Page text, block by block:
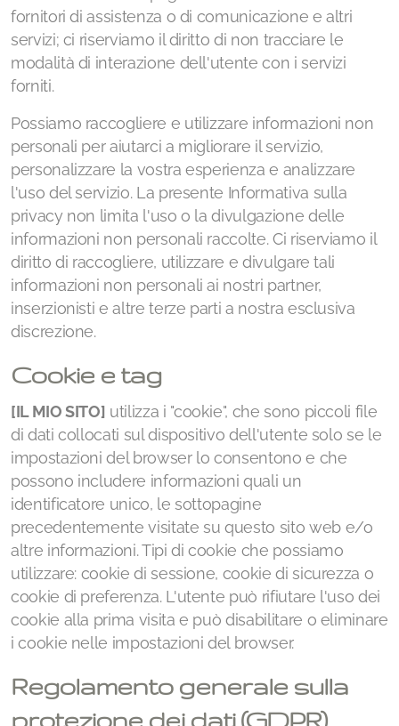
fornitori di assistenza o di comunicazione e altri
servizi; ci riserviamo il diritto di non tracciare le
modalità di interazione dell'utente con i servizi
forniti.
Possiamo raccogliere e utilizzare informazioni non
personali per aiutarci a migliorare il servizio,
personalizzare la vostra esperienza e analizzare
l'uso del servizio. La presente Informativa sulla
privacy non limita l'uso o la divulgazione delle
informazioni non personali raccolte. Ci riserviamo il
diritto di raccogliere, utilizzare e divulgare tali
informazioni non personali ai nostri partner,
inserzionisti e altre terze parti a nostra esclusiva
discrezione.
Cookie e tag
[IL MIO SITO] utilizza i "cookie", che sono piccoli file
di dati collocati sul dispositivo dell'utente solo se le
impostazioni del browser lo consentono e che
possono includere informazioni quali un
identificatore unico, le sottopagine
precedentemente visitate su questo sito web e/o
altre informazioni. Tipi di cookie che possiamo
utilizzare: cookie di sessione, cookie di sicurezza o
cookie di preferenza. L'utente può rifiutare l'uso dei
cookie alla prima visita e può disabilitare o eliminare
i cookie nelle impostazioni del browser.
Regolamento generale sulla
protezione dei dati (GDPR)